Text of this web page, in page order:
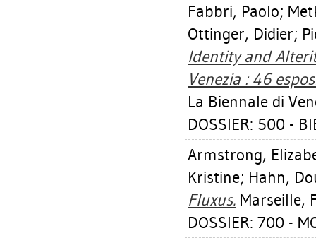
Fabbri, Paolo;
Ottinger, Didier;
Identity and
Venezia : 46
La Biennale di
DOSSIER: 500 -
Armstrong,
Kristine; Hahn,
Fluxus. Marseille,
DOSSIER: 700 -